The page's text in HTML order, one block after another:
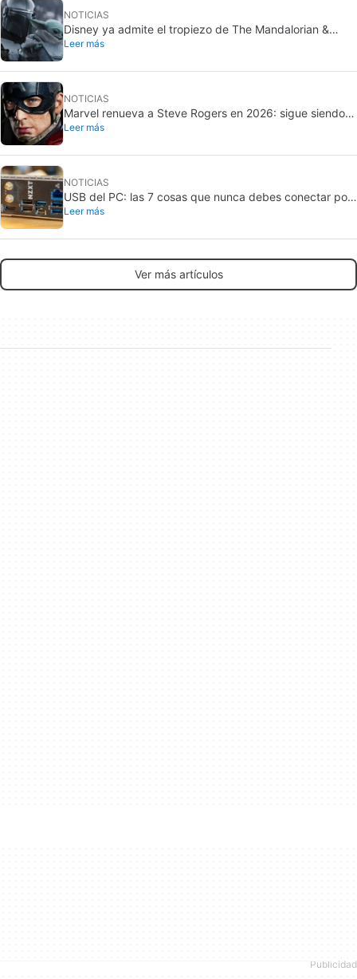
NOTICIAS
Disney ya admite el tropiezo de The Mandalorian &
Grogu: no cumplió en taquilla
Leer más
NOTICIAS
Marvel renueva a Steve Rogers en 2026: sigue siendo
Capitán América
Leer más
NOTICIAS
USB del PC: las 7 cosas que nunca debes conectar por
seguridad
Leer más
Ver más artículos